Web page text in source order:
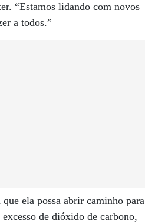
“Estamos lidando com novos
a todos.”
ela possa abrir caminho para
de dióxido de carbono,